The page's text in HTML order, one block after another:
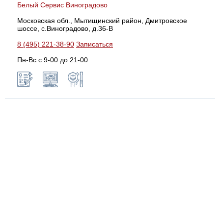
Белый Сервис Виноградово
Московская обл., Мытищинский район, Дмитровское
шоссе, с.Виноградово, д.36-В
8 (495) 221-38-90 Записаться
Пн-Вс с 9-00 до 21-00